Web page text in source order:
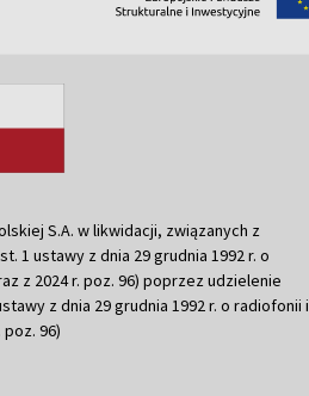
S.A. w likwidacji, związanych z
1 ustawy z dnia 29 grudnia 1992 r. o
z 2024 r. poz. 96) poprzez udzielenie
z dnia 29 grudnia 1992 r. o radiofonii i
poz. 96)